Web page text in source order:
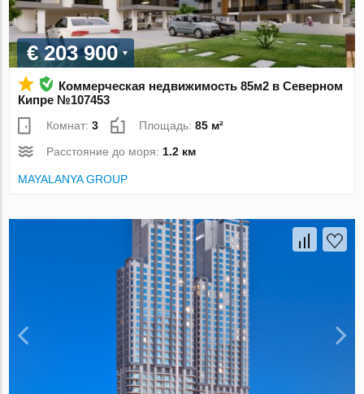
€ 203 900
Коммерческая недвижимость 85м2 в Северном
Кипре №107453
Комнат:3 Площадь:85 м²
Расстояние до моря:1.2 км
MAYALANYA GROUP